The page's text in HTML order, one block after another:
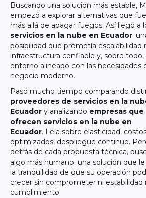
Buscando una solución más estable,
empezó a explorar alternativas que
más allá de apagar fuegos. Así llegó a
servicios en la nube en Ecuador:
posibilidad que prometía escalabilidad
infraestructura confiable y, sobre todo,
entorno alineado con las necesidades
negocio moderno.
Pasó mucho tiempo comparando
proveedores de servicios en la
Ecuador y analizando empresas que
ofrecen servicios en la nube en
Ecuador. Leía sobre elasticidad,
optimizados, despliegue continuo.
detrás de cada propuesta técnica,
algo más humano: una solución que le
la tranquilidad de que su operación
crecer sin comprometer ni estabilidad
cumplimiento.